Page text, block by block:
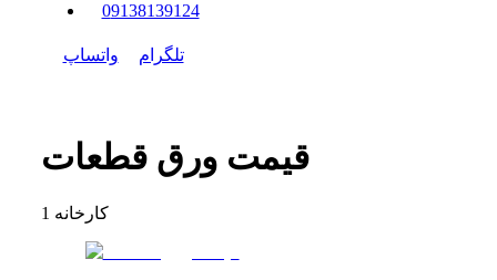
قیمت ورق قطعات
1 کارخانه
09138139124
تلگرام واتساپ